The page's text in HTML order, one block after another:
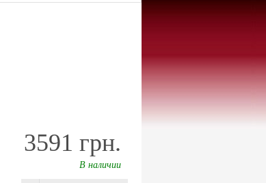
3591 грн.
В наличии